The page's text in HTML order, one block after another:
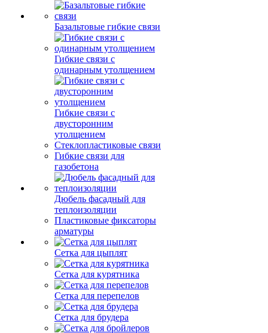
Базальтовые гибкие связи
Гибкие связи с
одинарным утолщением
Гибкие связи с
двусторонним
утолщением
Стеклопластиковые связи
Гибкие связи для
газобетона
Дюбель фасадный для
теплоизоляции
Пластиковые фиксаторы
арматуры
Сетка для цыплят
Сетка для курятника
Сетка для перепелов
Сетка для брудера